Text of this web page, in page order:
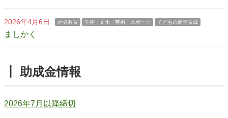
2026年4月6日 社会教育 学術・文化・芸術・スポーツ 子どもの健全育成
ましかく
┃ 助成金情報
2026年7月以降締切